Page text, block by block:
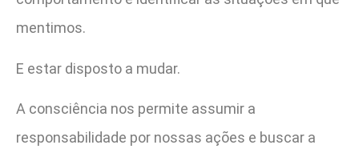
mentimos.
E estar disposto a mudar.
A consciência nos permite assumir a
responsabilidade por nossas ações e buscar a